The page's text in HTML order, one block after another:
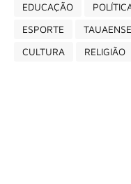
EDUCAÇÃO
ESPORTE
CULTURA
RELIGIÃO